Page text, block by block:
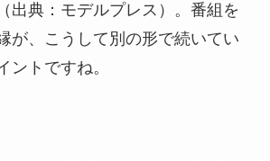
出典：モデルプレス）。番組を
が、こうして別の形で続いてい
ントですね。